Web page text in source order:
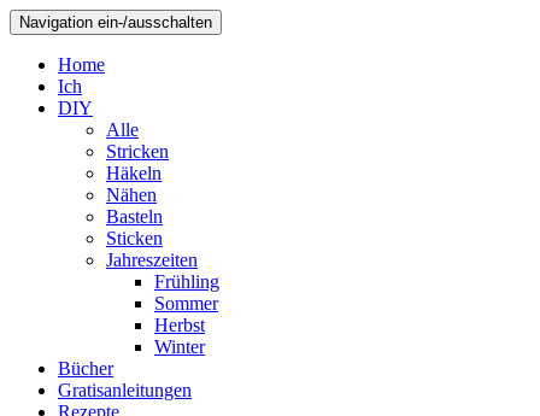
Navigation ein-/ausschalten
Home
Ich
DIY
Alle
Stricken
Häkeln
Nähen
Basteln
Sticken
Jahreszeiten
Frühling
Sommer
Herbst
Winter
Bücher
Gratisanleitungen
Rezepte